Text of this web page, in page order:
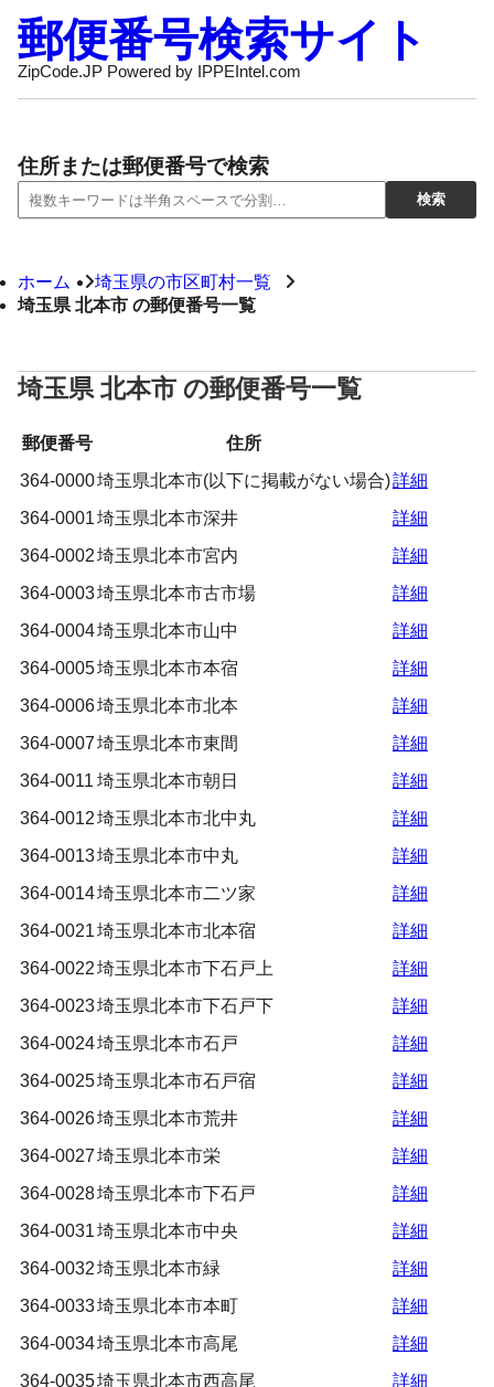
郵便番号検索サイト
ZipCode.JP Powered by IPPEIntel.com
住所または郵便番号で検索
ホーム
埼玉県の市区町村一覧
埼玉県 北本市 の郵便番号一覧
埼玉県 北本市 の郵便番号一覧
郵便番号
住所
364-0000埼玉県北本市(以下に掲載がない場合)詳細
364-0001埼玉県北本市深井
詳細
364-0002埼玉県北本市宮内
詳細
364-0003埼玉県北本市古市場
詳細
364-0004埼玉県北本市山中
詳細
364-0005埼玉県北本市本宿
詳細
364-0006埼玉県北本市北本
詳細
364-0007埼玉県北本市東間
詳細
364-0011 埼玉県北本市朝日
詳細
364-0012埼玉県北本市北中丸
詳細
364-0013埼玉県北本市中丸
詳細
364-0014埼玉県北本市二ツ家
詳細
364-0021埼玉県北本市北本宿
詳細
364-0022埼玉県北本市下石戸上
詳細
364-0023埼玉県北本市下石戸下
詳細
364-0024埼玉県北本市石戸
詳細
364-0025埼玉県北本市石戸宿
詳細
364-0026埼玉県北本市荒井
詳細
364-0027埼玉県北本市栄
詳細
364-0028埼玉県北本市下石戸
詳細
364-0031埼玉県北本市中央
詳細
364-0032埼玉県北本市緑
詳細
364-0033埼玉県北本市本町
詳細
364-0034埼玉県北本市高尾
詳細
364-0035埼玉県北本市西高尾 詳細